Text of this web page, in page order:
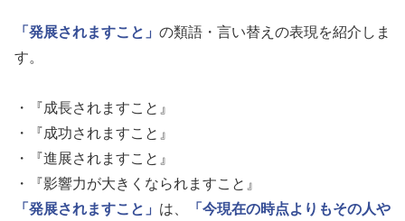
「発展されますこと」 の類語・言い替えの表現を紹介しま
す。
・『成長されますこと』
・『成功されますこと』
・『進展されますこと』
・『影響力が大きくなられますこと』
「発展されますこと」 は、
「今現在の時点よりもその人や